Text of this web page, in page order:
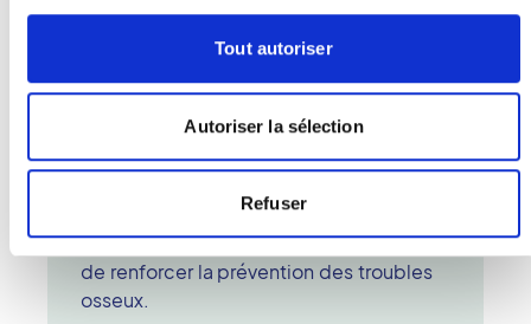
Tout autoriser
Autoriser la sélection
Refuser
une table pendant que l'appareil
effectue la mesure. Le radiologue
déterminer le risque de fracture.
L'ostéodensitométrie est essentielle
pour le suivi de la santé osseuse,
ménopausées ou les personnes à risque.
Elle permet d'adapter les traitements et
de renforcer la prévention des troubles
osseux.